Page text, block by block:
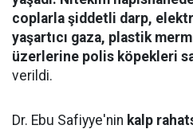
coplarla şiddetli darp,
yaşartıcı gaza, plastik
üzerlerine polis köpekleri
verildi.
Dr. Ebu Safiyye'nin kalp